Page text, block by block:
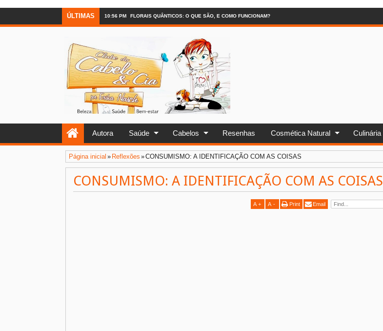
ÚLTIMAS 10:56 PM FLORAIS QUÂNTICOS: O QUE SÃO, E COMO FUNCIONAM?
Autora Saúde Cabelos Resenhas Cosmética Natural Culinária
Página inicial » Reflexões »CONSUMISMO: A IDENTIFICAÇÃO COM AS COISAS
CONSUMISMO: A IDENTIFICAÇÃO COM AS COISAS
A + A - Print Email